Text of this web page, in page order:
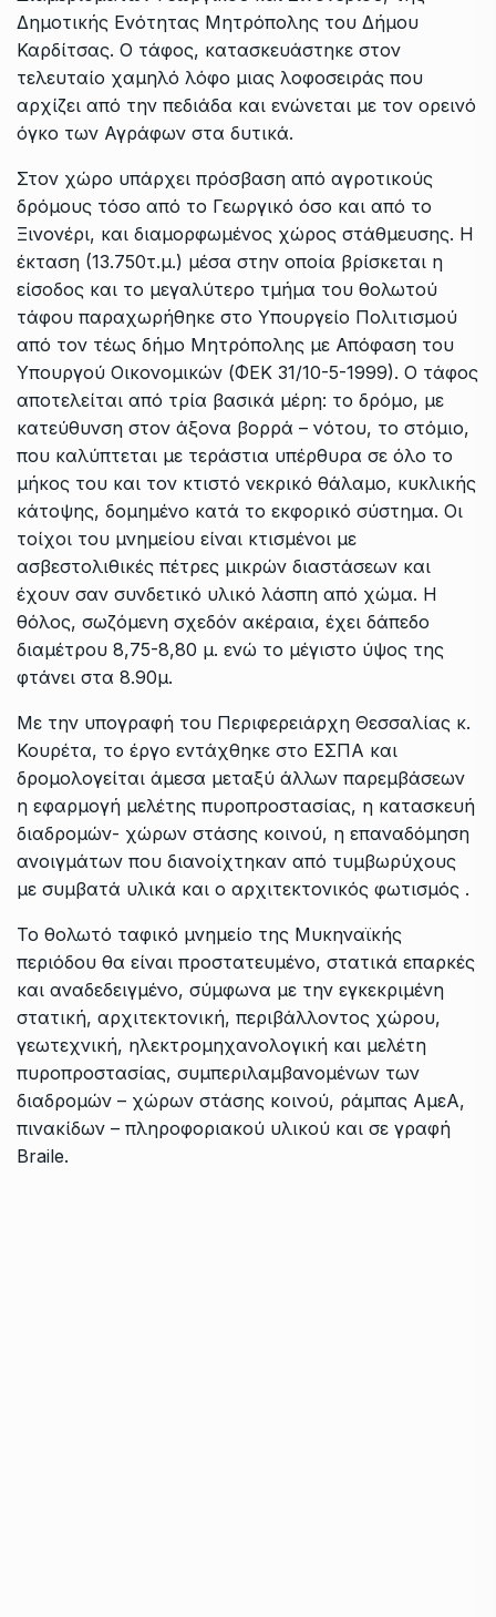
Δημοτικής Ενότητας Μητρόπολης του Δήμου
Καρδίτσας. Ο τάφος, κατασκευάστηκε στον
τελευταίο χαμηλό λόφο μιας λοφοσειράς που
αρχίζει από την πεδιάδα και ενώνεται με τον ορεινό
όγκο των Αγράφων στα δυτικά.
Στον χώρο υπάρχει πρόσβαση από αγροτικούς
δρόμους τόσο από το Γεωργικό όσο και από το
Ξινονέρι, και διαμορφωμένος χώρος στάθμευσης. Η
έκταση (13.750τ.μ.) μέσα στην οποία βρίσκεται η
είσοδος και το μεγαλύτερο τμήμα του θολωτού
τάφου παραχωρήθηκε στο Υπουργείο Πολιτισμού
από τον τέως δήμο Μητρόπολης με Απόφαση του
Υπουργού Οικονομικών (ΦΕΚ 31/10-5-1999). Ο τάφος
αποτελείται από τρία βασικά μέρη: το δρόμο, με
κατεύθυνση στον άξονα βορρά – νότου, το στόμιο,
που καλύπτεται με τεράστια υπέρθυρα σε όλο το
μήκος του και τον κτιστό νεκρικό θάλαμο, κυκλικής
κάτοψης, δομημένο κατά το εκφορικό σύστημα. Οι
τοίχοι του μνημείου είναι κτισμένοι με
ασβεστολιθικές πέτρες μικρών διαστάσεων και
έχουν σαν συνδετικό υλικό λάσπη από χώμα. Η
θόλος, σωζόμενη σχεδόν ακέραια, έχει δάπεδο
διαμέτρου 8,75-8,80 μ. ενώ το μέγιστο ύψος της
φτάνει στα 8.90μ.
Με την υπογραφή του Περιφερειάρχη Θεσσαλίας κ.
Κουρέτα, το έργο εντάχθηκε στο ΕΣΠΑ και
δρομολογείται άμεσα μεταξύ άλλων παρεμβάσεων
η εφαρμογή μελέτης πυροπροστασίας, η κατασκευή
διαδρομών- χώρων στάσης κοινού, η επαναδόμηση
ανοιγμάτων που διανοίχτηκαν από τυμβωρύχους
με συμβατά υλικά και ο αρχιτεκτονικός φωτισμός .
Το θολωτό ταφικό μνημείο της Μυκηναϊκής
περιόδου θα είναι προστατευμένο, στατικά επαρκές
και αναδεδειγμένο, σύμφωνα με την εγκεκριμένη
στατική, αρχιτεκτονική, περιβάλλοντος χώρου,
γεωτεχνική, ηλεκτρομηχανολογική και μελέτη
πυροπροστασίας, συμπεριλαμβανομένων των
διαδρομών – χώρων στάσης κοινού, ράμπας ΑμεΑ,
πινακίδων – πληροφοριακού υλικού και σε γραφή
Βraile.